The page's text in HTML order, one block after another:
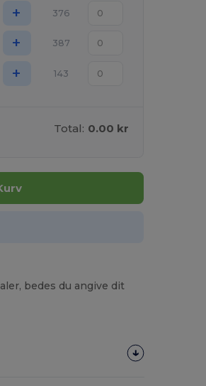
+ 376
+ 387
+ 143
Total: 0.00 kr
bedes du angive dit